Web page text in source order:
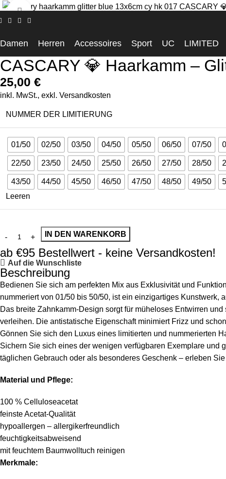
Damen Herren Accessoires Sport UC LIMITED
Click to enlarge
CASCARY 💎 Haarkamm –
25,00 €
inkl. MwSt., exkl. Versandkosten
NUMMER DER LIMITIERUNG
01/50 02/50 03/50 04/50 05/50 06/50 07/50
22/50 23/50 24/50 25/50 26/50 27/50 28/50
43/50 44/50 45/50 46/50 47/50 48/50 49/50
Leeren
IN DEN WARENKORB
ab €95 Bestellwert - keine Versandkosten!
Auf die Wunschliste
Beschreibung
Bedienen Sie sich am perfekten Mix aus Exklusivität und
nummeriert von 01/50 bis 50/50, ist ein einzigartiges Kunstwerk,
Das breite Zahnkamm-Design sorgt für müheloses Entwirren
verleihen. Die antistatische Eigenschaft minimiert Frizz und
Gönnen Sie sich den Luxus eines limitierten und nummerierten
Sichern Sie sich eines der wenigen verfügbaren Exemplare und
täglichen Gebrauch oder als besonderes Geschenk – erleben
Material und Pflege:
100 % Celluloseacetat
feinste Acetat-Qualität
hypoallergen – allergikerfreundlich
feuchtigkeitsabweisend
mit feuchtem Baumwolltuch reinigen
Merkmale: